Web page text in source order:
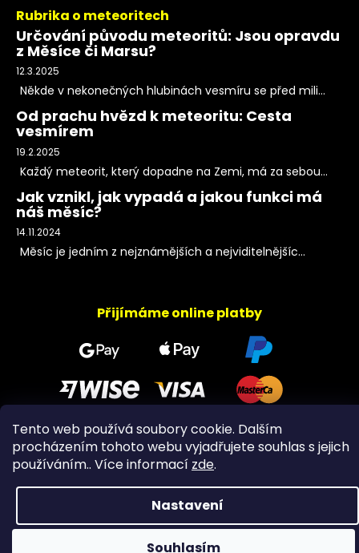
Tento web používá soubory cookie. Dalším
procházením tohoto webu vyjadřujete souhlas s jejich
používáním.. Více informací zde.
Nastavení
Souhlasím
Rubrika o meteoritech
Určování původu meteoritů: Jsou opravdu
z Měsíce či Marsu?
12.3.2025
Někde v nekonečných hlubinách vesmíru se před mili...
Od prachu hvězd k meteoritu: Cesta
vesmírem
19.2.2025
Každý meteorit, který dopadne na Zemi, má za sebou...
Jak vznikl, jak vypadá a jakou funkci má
náš měsíc?
14.11.2024
Měsíc je jedním z nejznámějších a nejviditelnějšíc...
Přijímáme online platby
Copyright 2026PeltramMinerals. Všechna práva
vyhrazena.